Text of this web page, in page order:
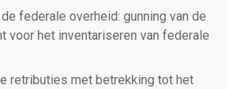
federale overheid: gunning van de
voor het inventariseren van federale
retributies met betrekking tot het